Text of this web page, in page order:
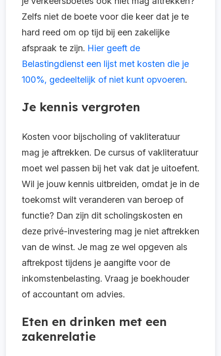
Zelfs niet de boete voor die keer dat je te
hard reed om op tijd bij een zakelijke
afspraak te zijn. Hier geeft de
Belastingdienst een lijst met kosten die je
100%, gedeeltelijk of niet kunt opvoeren.
Je kennis vergroten
Kosten voor bijscholing of vakliteratuur
mag je aftrekken. De cursus of vakliteratuur
moet wel passen bij het vak dat je uitoefent.
Wil je jouw kennis uitbreiden, omdat je in de
toekomst wilt veranderen van beroep of
functie? Dan zijn dit scholingskosten en
deze privé-investering mag je niet aftrekken
van de winst. Je mag ze wel opgeven als
aftrekpost tijdens je aangifte voor de
inkomstenbelasting. Vraag je boekhouder
of accountant om advies.
Eten en drinken met een
zakenrelatie